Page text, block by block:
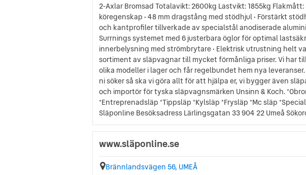
2-Axlar Bromsad Totalavikt: 2600kg Lastvikt: 1855kg
köregenskap • 48 mm dragstång med stödhjul • Förstärkt
och kantprofiler tillverkade av specialstål anodiserade
Surrnings systemet med 6 justerbara öglor för optimal
innerbelysning med strömbrytare • Elektrisk utrustning helt
sortiment av släpvagnar till mycket förmånliga priser. Vi har
olika modeller i lager och får regelbundet hem nya
ni söker så ska vi göra allt för att hjälpa er, vi bygger även
och importör för tyska släpvagnsmärken Unsinn & Koch.
*Entreprenadsläp *Tippsläp *Kylsläp *Frysläp *Mc släp
Släponline Besöksadress Lärlingsgatan 33 904 22 Umeå
www.släponline.se
Brännlandsvägen 56, UMEÅ